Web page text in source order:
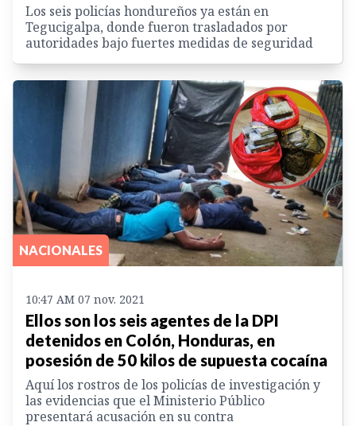
Los seis policías hondureños ya están en
Tegucigalpa, donde fueron trasladados por
autoridades bajo fuertes medidas de seguridad
NACIONALES
10:47 AM 07 nov. 2021
Ellos son los seis agentes de la DPI
detenidos en Colón, Honduras, en
posesión de 50 kilos de supuesta cocaína
Aquí los rostros de los policías de investigación y
las evidencias que el Ministerio Público
presentará acusación en su contra